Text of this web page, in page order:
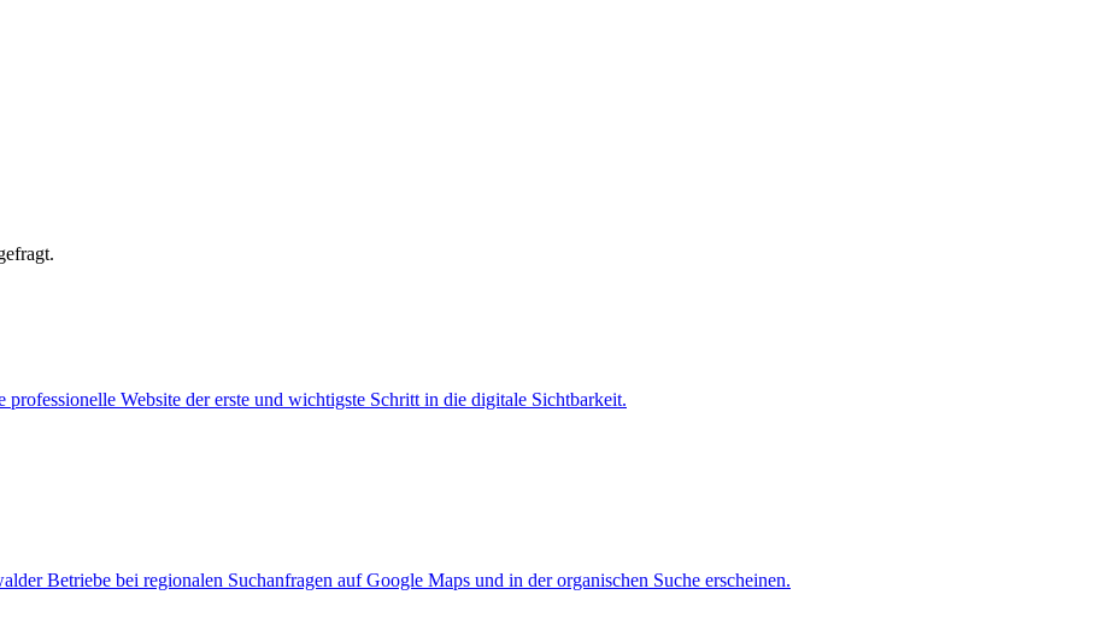
Website der erste und wichtigste Schritt in die digitale Sichtbarkeit.
Betriebe bei regionalen Suchanfragen auf Google Maps und in der organischen Suche erscheinen.